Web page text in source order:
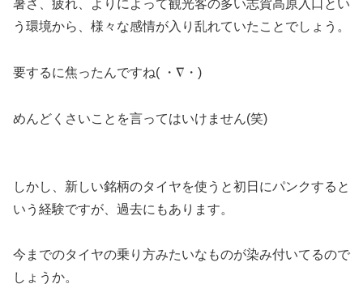
暑さ、疲れ、よりによって観光客の多い志賀高原入口とい
う環境から、様々な感情が入り乱れていたことでしょう。
要するに焦ったんですね( ・∇・)
めんどくさいことを言ってはいけません(笑)
しかし、新しい銘柄のタイヤを使うと初日にパンクすると
いう経験ですが、過去にもあります。
今までのタイヤの乗り方みたいなものが染み付いてるので
しょうか。